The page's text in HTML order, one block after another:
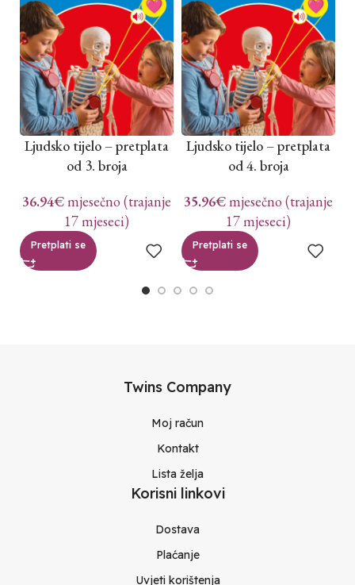
Ljudsko tijelo – pretplata
od 3. broja
36.94€mjesečno (trajanje
17 mjeseci)
Pretplati se
Ljudsko tijelo – pretplata
od 4. broja
35.96€mjesečno (trajanje
17 mjeseci)
Pretplati se
Twins Company
Moj račun
Kontakt
Lista želja
Korisni linkovi
Dostava
Plaćanje
Uvjeti korištenja